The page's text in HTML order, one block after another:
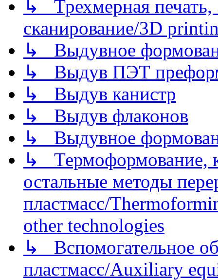
↳ Трехмерная
сканирование/3D
↳ Выдувное
↳ Выдув ПЭТ
↳ Выдув канистр
↳ Выдув флаконов
↳ Выдувное
↳ Термоформование,
остальные методы
пластмасс/
other technologies
↳ Вспомогательное
пластмасс/Auxiliary